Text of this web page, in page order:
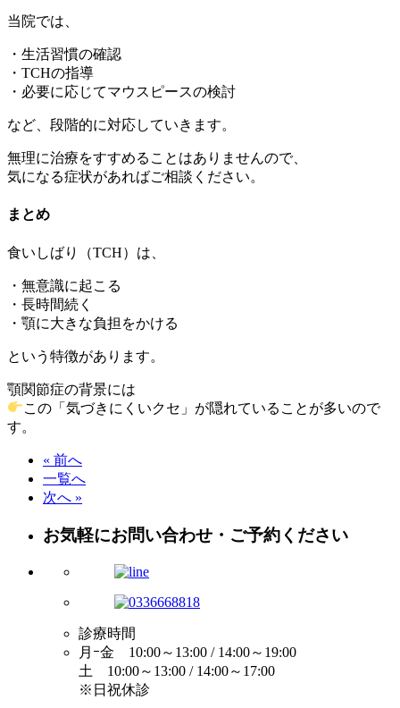
当院では、
・生活習慣の確認
・TCHの指導
・必要に応じてマウスピースの検討
など、段階的に対応していきます。
無理に治療をすすめることはありませんので、
気になる症状があればご相談ください。
まとめ
食いしばり（TCH）は、
・無意識に起こる
・長時間続く
・顎に大きな負担をかける
という特徴があります。
顎関節症の背景には
この「気づきにくいクセ」が隠れていることが多いので
す。
« 前へ
一覧へ
次へ »
お気軽にお問い合わせ・ご予約ください
診療時間
月ｰ金 10:00～13:00 / 14:00～19:00
土 10:00～13:00 / 14:00～17:00
※日祝休診